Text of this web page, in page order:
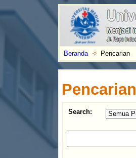
Beranda Pencarian
Pencarian
Search: